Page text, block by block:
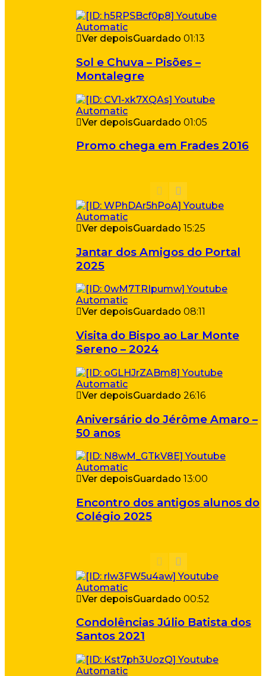
Ver depoisGuardado 01:13
Sol e Chuva – Pisões –
Montalegre
Ver depoisGuardado 01:05
Promo chega em Frades 2016
Ver depoisGuardado 15:25
Jantar dos Amigos do Portal
2025
Ver depoisGuardado 08:11
Visita do Bispo ao Lar Monte
Sereno – 2024
Ver depoisGuardado 26:16
Aniversário do Jérôme Amaro –
50 anos
Ver depoisGuardado 13:00
Encontro dos antigos alunos do
Colégio 2025
Ver depoisGuardado 00:52
Condolências Júlio Batista dos
Santos 2021